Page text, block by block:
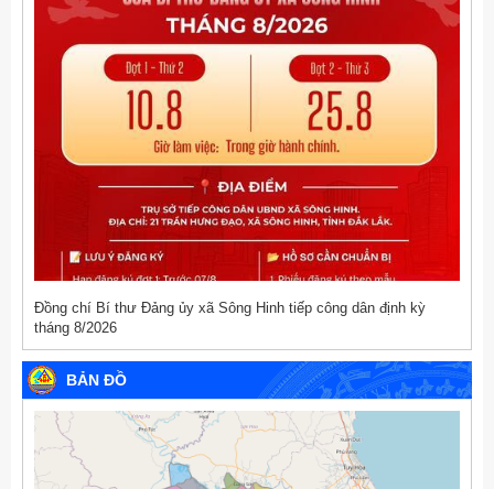
Đồng chí Bí thư Đảng ủy xã Sông Hinh tiếp công dân định kỳ
tháng 8/2026
BẢN ĐỒ